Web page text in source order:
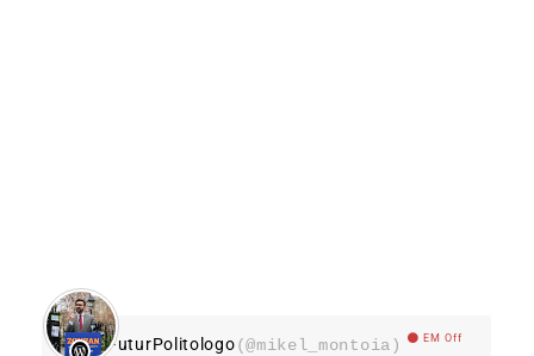
FuturPolitologo(@mikel_montoia) EM Off